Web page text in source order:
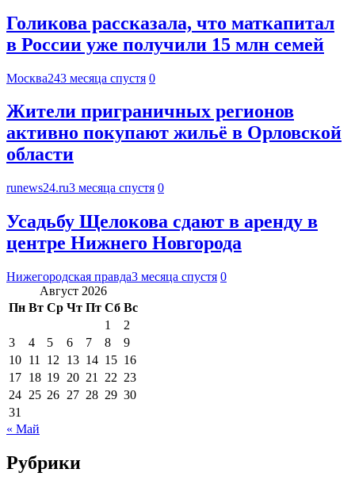
Голикова рассказала, что маткапитал
в России уже получили 15 млн семей
Москва243 месяца спустя 0
Жители приграничных регионов
активно покупают жильё в Орловской
области
runews24.ru3 месяца спустя 0
Усадьбу Щелокова сдают в аренду в
центре Нижнего Новгорода
Нижегородская правда3 месяца спустя 0
Август 2026
Пн Вт Ср Чт Пт Сб Вс
1
2
3
4 5 6 7 8
9
10 11 12 13 14 15 16
17 18 19 20 21 22 23
24 25 26 27 28 29 30
31
« Май
Рубрики